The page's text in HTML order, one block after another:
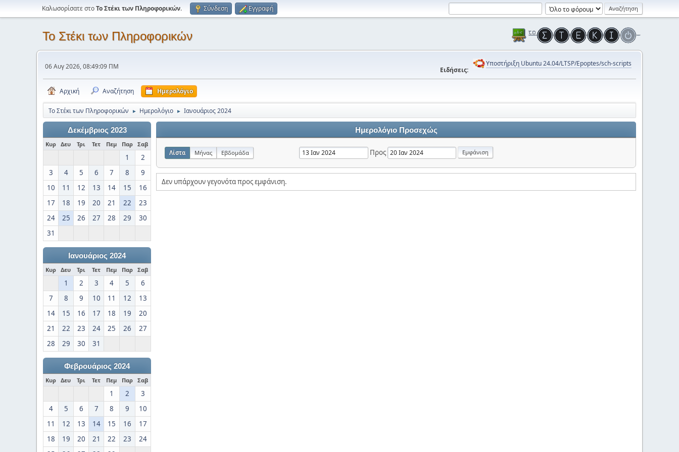
Καλωσορίσατε στοΤο Στέκι των Πληροφορικών. Σύνδεση Εγγραφή
Το Στέκι των Πληροφορικών
06 Αυγ 2026, 08:49:09 ΠΜ Ειδήσεις:
Υποστήριξη Ubuntu 24.04/LTSP/Epoptes/sch-scripts
Αρχική Αναζήτηση Ημερολόγιο
Το Στέκι των Πληροφορικών ► Ημερολόγιο ► Ιανουάριος 2024
Δεκέμβριος 2023
Κυρ Δευ Τρι Τετ Πεμ Παρ Σαβ
1
2
3
4 5 6 7 8
9
10
11 12 13 14 15
16
17
18 19 20 21 22
23
24
25 26 27 28 29
30
31
Ιανουάριος 2024
Κυρ Δευ Τρι Τετ Πεμ Παρ Σαβ
1 2 3 4 5
6
7
8 9 10 11 12
13
14
15 16 17 18 19
20
21
22 23 24 25 26
27
28
29 30 31
Φεβρουάριος 2024
Κυρ Δευ Τρι Τετ Πεμ Παρ Σαβ
1 2
3
4
5 6 7 8 9
10
11
12 13 14 15 16
17
18
19 20 21 22 23
24
Ημερολόγιο Προσεχώς
Λίστα Μήνας Εβδομάδα Προς
Δεν υπάρχουν γεγονότα προς εμφάνιση.